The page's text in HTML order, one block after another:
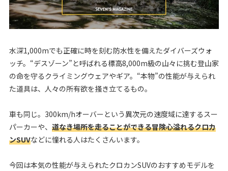
水深1,000mでも正確に時を刻む防水性を備えたダイバーズウォ
ッチ。“デスゾーン”と呼ばれる標高8,000m級の山々に挑む登山家
の命を守るクライミングウェアやギア。“本物”の性能が与えられ
た道具は、人々の所有欲を掻き立てるもの。
車も同じ。300km/hオーバーという異次元の速度域に達するスー
パーカーや、 道なき場所を走ることができる冒険心溢れるクロカ
ンSUVなどに憧れる人はたくさんいます。
今回は本気の性能が与えられたクロカンSUVのおすすめモデルを